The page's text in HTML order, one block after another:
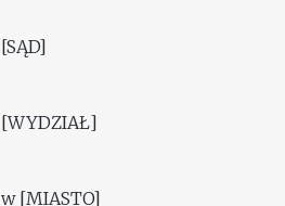
[SĄD]
[WYDZIAŁ]
w [MIASTO]